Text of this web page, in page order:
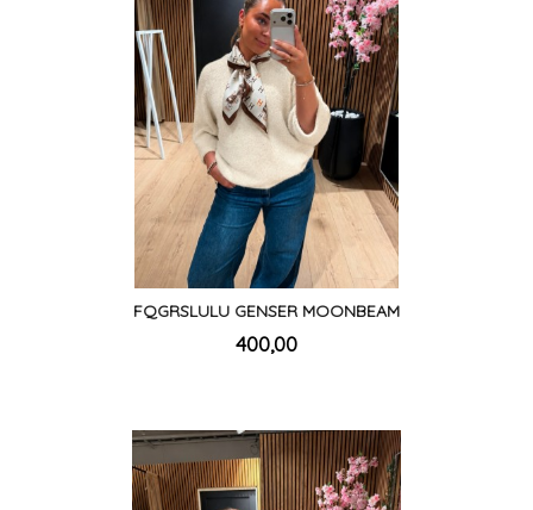
FQGRSLULU GENSER MOONBEAM
Pris
400,00mva.